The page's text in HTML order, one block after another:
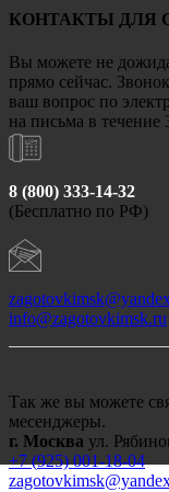
КОНТАКТЫ ДЛЯ
Вы можете не
прямо сейчас.
ваш вопрос по
на письма в течение
8 (800) 333-14-32
(Бесплатно по РФ)
info@zagotovkimsk.ru
Так же вы можете
месенджеры.
г. Москва ул.
+7 (925) 001-18-04